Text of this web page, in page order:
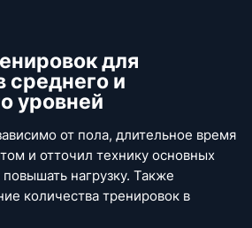
для
среднего и
уровней
от пола, длительное время
и отточил технику основных
нагрузку. Также
количества тренировок в